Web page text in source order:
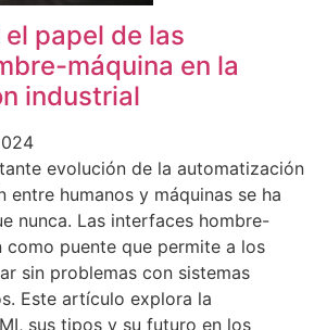
papel de las
máquina en la
industrial
evolución de la automatización
entre humanos y máquinas se ha
nunca. Las interfaces hombre-
como puente que permite a los
sin problemas con sistemas
Este artículo explora la
sus tipos y su futuro en los